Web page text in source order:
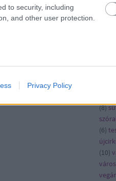
to security, including
and other user protection.
Privacy Policy
(8)
(6)
(10)